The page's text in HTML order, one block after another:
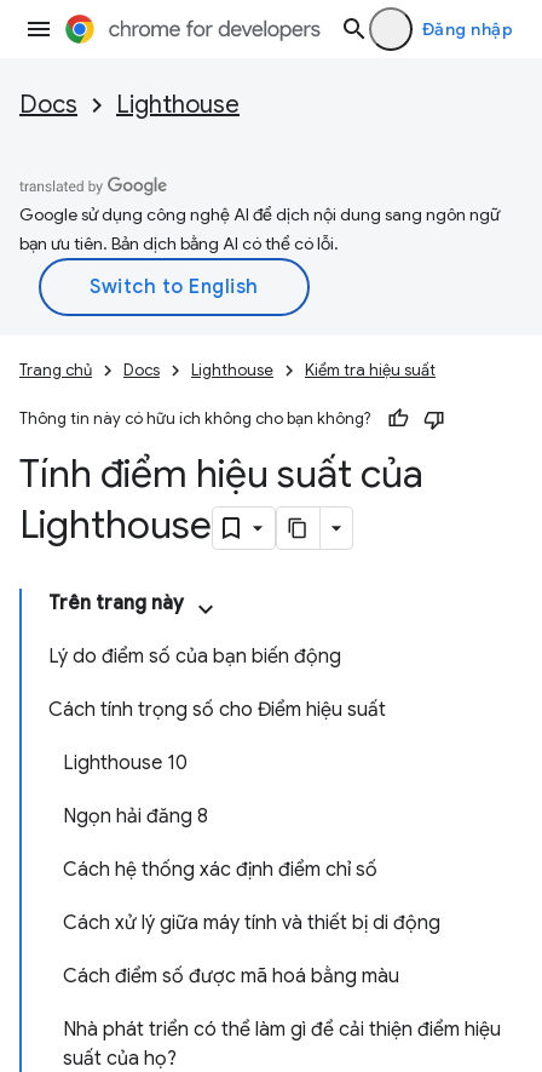
Đăng nhập
Docs Lighthouse
Google sử dụng công nghệ AI để dịch nội dung sang ngôn ngữ
bạn ưu tiên. Bản dịch bằng AI có thể có lỗi.
Trang chủ Docs Lighthouse Kiểm tra hiệu suất
Thông tin này có hữu ích không cho bạn không?
Tính điểm hiệu suất của
Lighthouse
Trên trang này
Lý do điểm số của bạn biến động
Cách tính trọng số cho Điểm hiệu suất
Lighthouse 10
Ngọn hải đăng 8
Cách hệ thống xác định điểm chỉ số
Cách xử lý giữa máy tính và thiết bị di động
Cách điểm số được mã hoá bằng màu
Nhà phát triển có thể làm gì để cải thiện điểm hiệu
suất của họ?